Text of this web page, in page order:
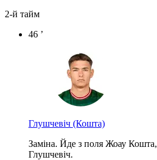
2-й тайм
46 ’
Глушчевіч (Кошта)
Заміна. Йде з поля Жоау
Глушчевіч.